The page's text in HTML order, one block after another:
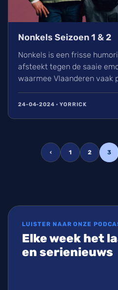
Nonkels Seizoen 1 & 2
Nonkels is een frisse
afsteekt tegen de saaie
waarmee Vlaanderen vaak
enthousiasme en ze zijn
24-04-2024 · YORRICK
‹ 1 2 3
LUISTER NAAR ONZE
Elke week het
en serienieuws